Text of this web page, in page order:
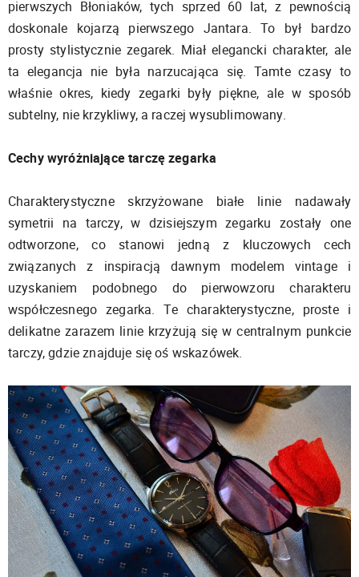
pierwszych Błoniaków, tych sprzed 60 lat, z pewnością
doskonale kojarzą pierwszego Jantara. To był bardzo
prosty stylistycznie zegarek. Miał elegancki charakter, ale
ta elegancja nie była narzucająca się. Tamte czasy to
właśnie okres, kiedy zegarki były piękne, ale w sposób
subtelny, nie krzykliwy, a raczej wysublimowany.
Cechy wyróżniające tarczę zegarka
Charakterystyczne skrzyżowane białe linie nadawały
symetrii na tarczy, w dzisiejszym zegarku zostały one
odtworzone, co stanowi jedną z kluczowych cech
związanych z inspiracją dawnym modelem vintage i
uzyskaniem podobnego do pierwowzoru charakteru
współczesnego zegarka. Te charakterystyczne, proste i
delikatne zarazem linie krzyżują się w centralnym punkcie
tarczy, gdzie znajduje się oś wskazówek.